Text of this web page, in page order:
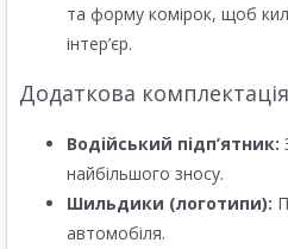
та форму комірок, щоб
інтер’єр.
Додаткова
Водійський підп’ятник:
найбільшого зносу.
Шильдики (логотипи):
автомобіля.